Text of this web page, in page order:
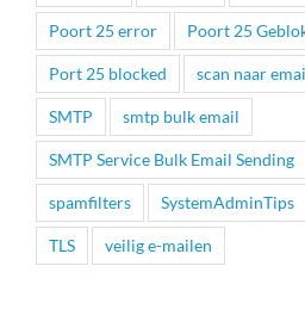
Poort 25 error Poort 25
Port 25 blocked scan naar
SMTP smtp bulk email
SMTP Service Bulk Email Sending
spamfilters SystemAdminTips
TLS veilig e-mailen